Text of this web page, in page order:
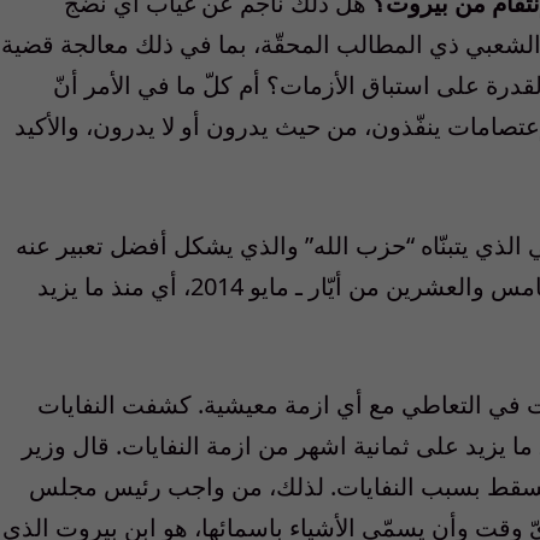
ذي المطالب المحقّة، بما في ذلك معالجة قضية
على استباق الأزمات؟ أم كلّ ما في الأمر أنّ
ينفّذون، من حيث يدرون أو لا يدرون، والأكيد
يتبنّاه “حزب الله” والذي يشكل أفضل تعبير عنه
منع انتخاب رئيس للجمهورية اللبنانية منذ الخامس والعشرين من أيّار ـ مايو 2014، أي منذ ما يزيد
في التعاطي مع أي ازمة معيشية. كشفت النفايات
يزيد على ثمانية اشهر من ازمة النفايات. قال وزير
بسبب النفايات. لذلك، من واجب رئيس مجلس
وقت وأن يسمّي الأشياء باسمائها، هو ابن بيروت الذي